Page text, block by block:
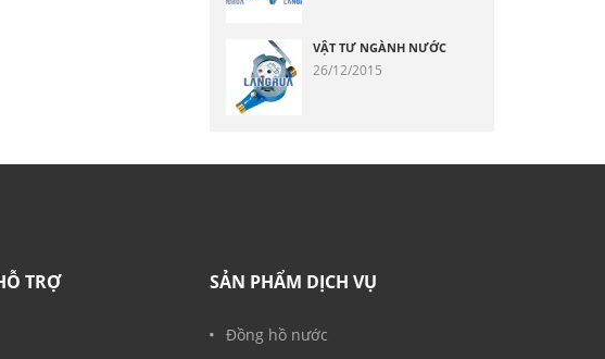
VẬT TƯ NGÀNH NƯỚC
26/12/2015
TRỢ SẢN PHẨM DỊCH VỤ
Đồng hồ nước